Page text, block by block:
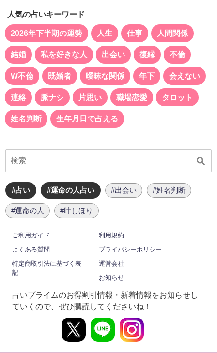
人気の占いキーワード
2026年下半期の運勢 人生 仕事 人間関係
結婚 私を好きな人 出会い 復縁 不倫
W不倫 既婚者 曖昧な関係 年下 会えない
連絡 脈ナシ 片思い 職場恋愛 タロット
姓名判断 生年月日で占える
#占い #運命の人占い #出会い #姓名判断
#運命の人 #叶しほり
ご利用ガイド
利用規約
よくある質問
プライバシーポリシー
特定商取引法に基づく表
記
運営会社
お知らせ
占いプライムのお得割引情報・新着情報をお知らせし
ていくので、ぜひ購読してくださいね！